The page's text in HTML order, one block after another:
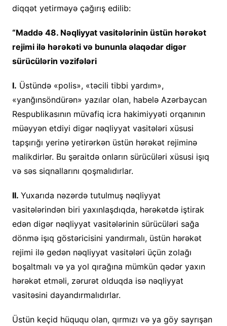
diqqət yetirməyə çağırış edilib:
“Maddə 48. Nəqliyyat vasitələrinin üstün hərəkət
rejimi ilə hərəkəti və bununla əlaqədar digər
sürücülərin vəzifələri
I. Üstündə «polis», «təcili tibbi yardım»,
«yanğınsöndürən» yazılar olan, habelə Azərbaycan
Respublikasının müvafiq icra hakimiyyəti orqanının
müəyyən etdiyi digər nəqliyyat vasitələri xüsusi
tapşırığı yerinə yetirərkən üstün hərəkət rejiminə
malikdirlər. Bu şəraitdə onların sürücüləri xüsusi işıq
və səs siqnallarını qoşmalıdırlar.
II. Yuxarıda nəzərdə tutulmuş nəqliyyat
vasitələrindən biri yaxınlaşdıqda, hərəkətdə iştirak
edən digər nəqliyyat vasitələrinin sürücüləri sağa
dönmə işıq göstəricisini yandırmalı, üstün hərəkət
rejimi ilə gedən nəqliyyat vasitələri üçün zolağı
boşaltmalı və ya yol qırağına mümkün qədər yaxın
hərəkət etməli, zərurət olduqda isə nəqliyyat
vasitəsini dayandırmalıdırlar.
Üstün keçid hüququ olan, qırmızı və ya göy sayrışan